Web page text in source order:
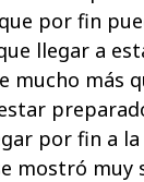
por fin
llegar a
mucho más
por fin a
mostró muy